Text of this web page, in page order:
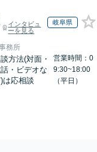
インタビュ
ーを見る
岐阜県
務所
方法(対面・
・ビデオな
)は応相談
営業時間：0
9:30~18:00
（平日）